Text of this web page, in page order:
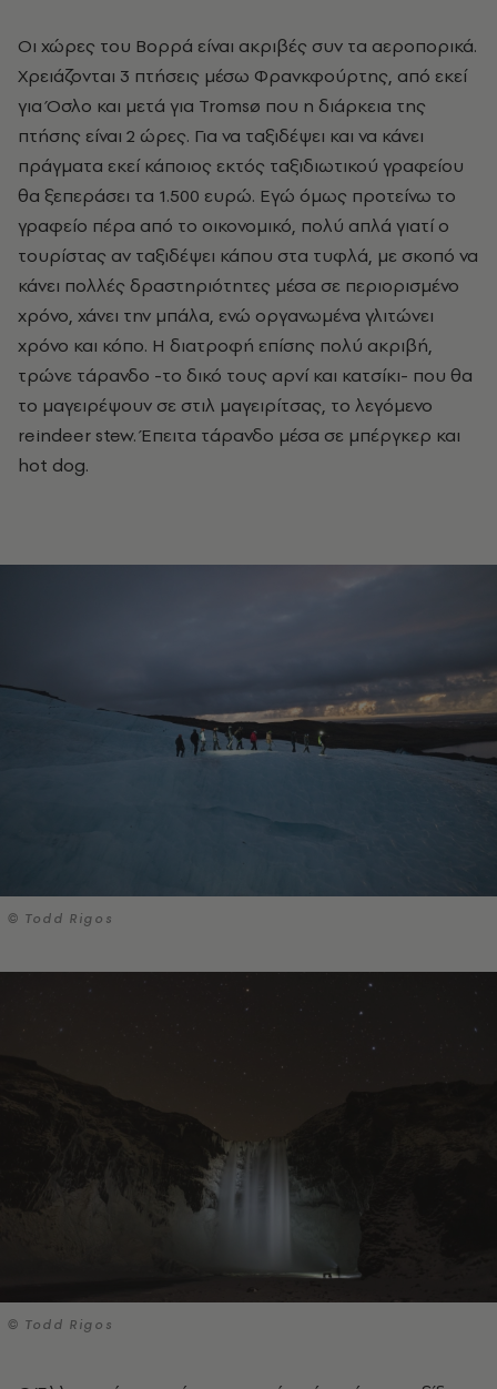
Οι χώρες του Βορρά είναι ακριβές συν τα αεροπορικά.
Χρειάζονται 3 πτήσεις μέσω Φρανκφούρτης, από εκεί
για Όσλο και μετά για Tromsø που η διάρκεια της
πτήσης είναι 2 ώρες. Για να ταξιδέψει και να κάνει
πράγματα εκεί κάποιος εκτός ταξιδιωτικού γραφείου
θα ξεπεράσει τα 1.500 ευρώ. Εγώ όμως προτείνω το
γραφείο πέρα από το οικονομικό, πολύ απλά γιατί ο
τουρίστας αν ταξιδέψει κάπου στα τυφλά, με σκοπό να
κάνει πολλές δραστηριότητες μέσα σε περιορισμένο
χρόνο, χάνει την μπάλα, ενώ οργανωμένα γλιτώνει
χρόνο και κόπο. Η διατροφή επίσης πολύ ακριβή,
τρώνε τάρανδο -το δικό τους αρνί και κατσίκι- που θα
το μαγειρέψουν σε στιλ μαγειρίτσας, το λεγόμενο
reindeer stew. Έπειτα τάρανδο μέσα σε μπέργκερ και
hot dog.
© Todd Rigos
© Todd Rigos